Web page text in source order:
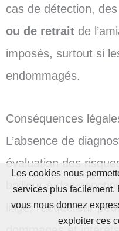
cas de détection, des
ou de retrait de
imposés, surtout si
endommagés.
Conséquences
L’absence de
évaluation des
bailleur à des
litige, l’acquéreur
Les cookies nous
services plus facilement.
vous nous donnez
exploiter ces